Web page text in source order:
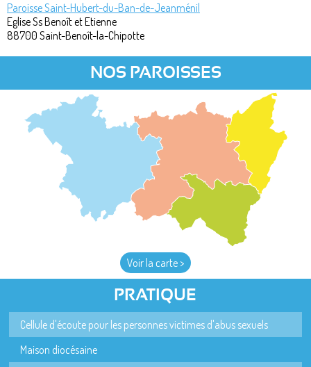
Paroisse Saint-Hubert-du-Ban-de-Jeanménil
Eglise Ss Benoît et Etienne
88700 Saint-Benoît-la-Chipotte
NOS PAROISSES
Voir la carte >
PRATIQUE
Cellule d'écoute pour les personnes victimes d'abus sexuels
Maison diocésaine